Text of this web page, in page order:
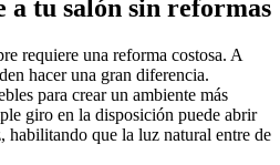
a tu salón sin reformas
requiere una reforma costosa. A
hacer una gran diferencia.
para crear un ambiente más
giro en la disposición puede abrir
habilitando que la luz natural entre de